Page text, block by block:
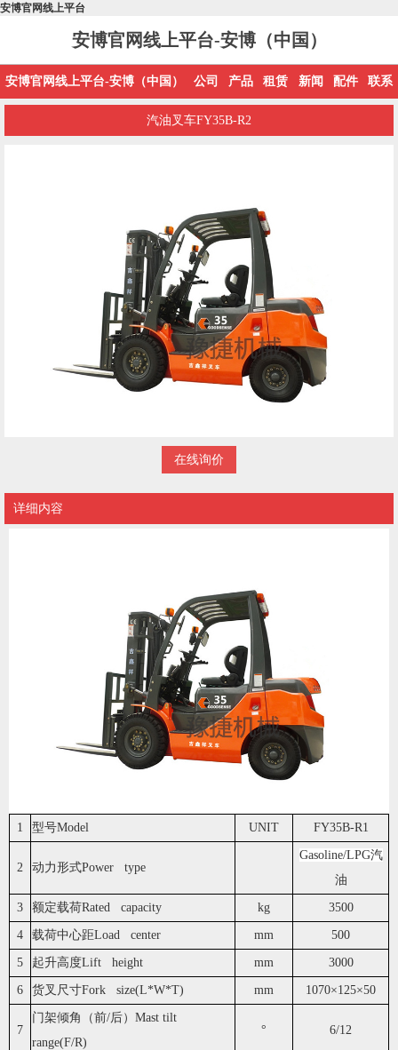
安博官网线上平台
安博官网线上平台-安博（中国）
安博官网线上平台-安博（中国） 公司 产品 租赁 新闻 配件 联系
汽油叉车FY35B-R2
在线询价
详细内容
1 型号Model UNIT FY35B-R1
2 动力形式Power type
Gasoline/LPG汽
油
3 额定载荷Rated capacity kg 3500
4 载荷中心距Load center mm 500
5 起升高度Lift height mm 3000
6 货叉尺寸Fork size(L*W*T) mm 1070×125×50
7
门架倾角（前/后）Mast tilt
range(F/R)
° 6/12